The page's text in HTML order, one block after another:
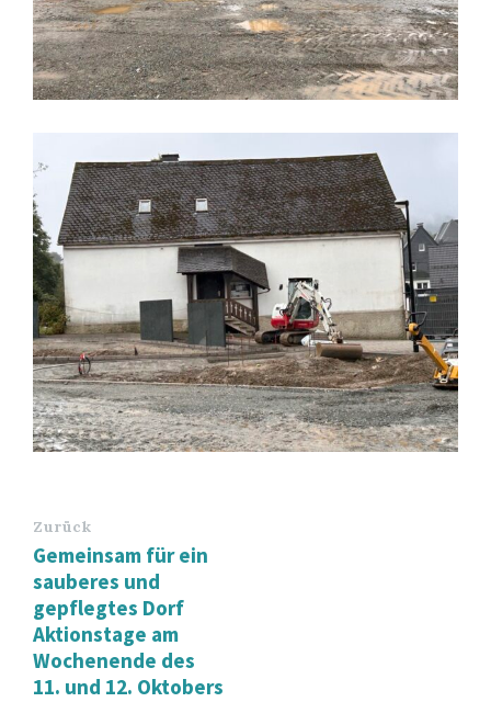
Zurück
Gemeinsam für ein
sauberes und
gepflegtes Dorf
Aktionstage am
Wochenende des
11. und 12. Oktobers